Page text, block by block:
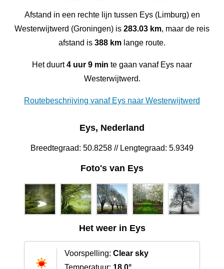
Afstand in een rechte lijn tussen Eys (Limburg) en
Westerwijtwerd (Groningen) is 283.03 km, maar de reis
afstand is 388 km lange route.
Het duurt4 uur 9 min te gaan vanaf Eys naar
Westerwijtwerd.
Routebeschrijving vanaf Eys naar Westerwijtwerd
Eys, Nederland
Breedtegraad: 50.8258 // Lengtegraad: 5.9349
Foto's van Eys
Het weer in Eys
Voorspelling: Clear sky